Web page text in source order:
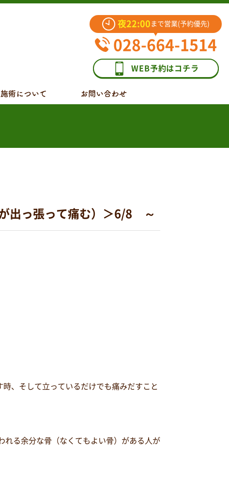
夜22:00 まで営業(予約優先)
028-664-1514
WEB予約はコチラ
施術について お問い合わせ
出っ張って痛む）＞6/8 ～
、そして立っているだけでも痛みだすこと
れる余分な骨（なくてもよい骨）がある人が